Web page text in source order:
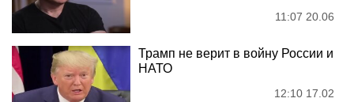
11:07 20.06
Трамп не верит в войну России и
НАТО
12:10 17.02